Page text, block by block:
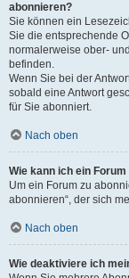
abonnieren?
Sie können ein
Sie die entsprechende
normalerweise ober-
befinden.
Wenn Sie bei der
sobald eine Antwort
für Sie abonniert.
Nach oben
Wie kann ich ein
Um ein Forum zu
abonnieren“, der sich
Nach oben
Wie deaktiviere ich